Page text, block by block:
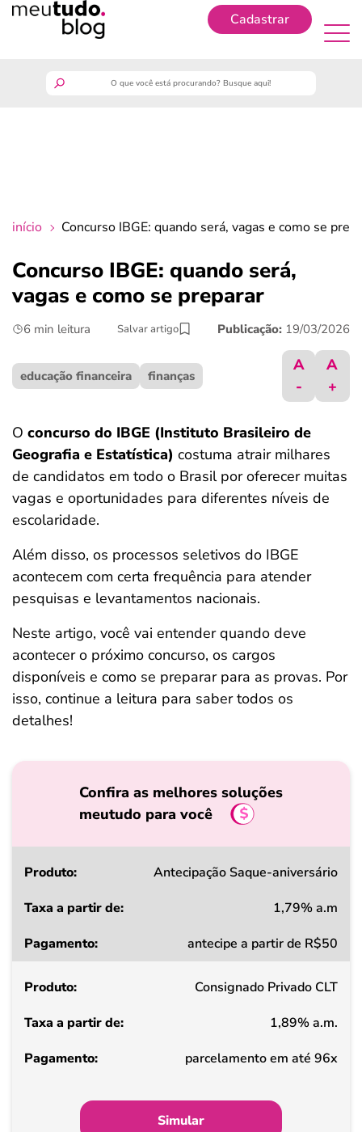
Cadastrar
crédito fácil
últimas notícias
ferramentas
início Concurso IBGE: quando será, vagas e como se
Concurso IBGE: quando será,
vagas e como se preparar
6 min leitura Salvar artigo Publicação: 19/03/2026
educação financeira finanças
A
-
A
+
O concurso do IBGE (Instituto Brasileiro de
Geografia e Estatística) costuma atrair milhares
de candidatos em todo o Brasil por oferecer muitas
vagas e oportunidades para diferentes níveis de
escolaridade.
Além disso, os processos seletivos do IBGE
acontecem com certa frequência para atender
pesquisas e levantamentos nacionais.
Neste artigo, você vai entender quando deve
acontecer o próximo concurso, os cargos
disponíveis e como se preparar para as provas. Por
isso, continue a leitura para saber todos os
detalhes!
Confira as melhores soluções
meutudo para você
Produto
a
de
Pagamento
Antecipação Saque-aniversário
1,79% a.m
antecipe a partir de R$50
Consignado Privado CLT
1,89% a.m.
parcelamento em até 96x
Simular